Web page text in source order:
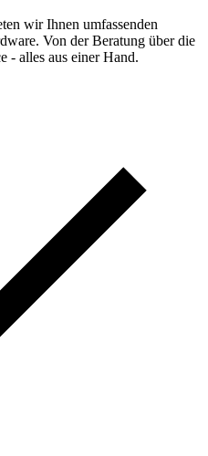
wir Ihnen umfassenden
Von der Beratung über die
- alles aus einer Hand.